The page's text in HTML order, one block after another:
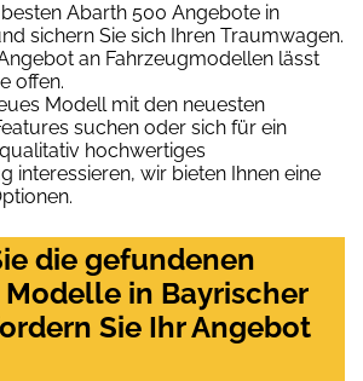
Abarth 500 Angebote in
sichern Sie sich Ihren Traumwagen.
an Fahrzeugmodellen lässt
offen.
Modell mit den neuesten
suchen oder sich für ein
hochwertiges
interessieren, wir bieten Ihnen eine
die gefundenen
in Bayrischer
Sie Ihr Angebot